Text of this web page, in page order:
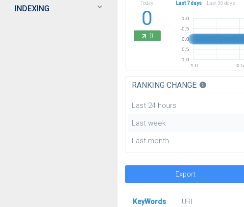
INDEXING
Today
0
0
Last 7 days Last 30 days
-1.0 -0.5
-1.0
-0.5
0.0
0.5
1.0
RANKING CHANGE info
Last 24 hours
Last week
Last month
Export
KeyWords
URl